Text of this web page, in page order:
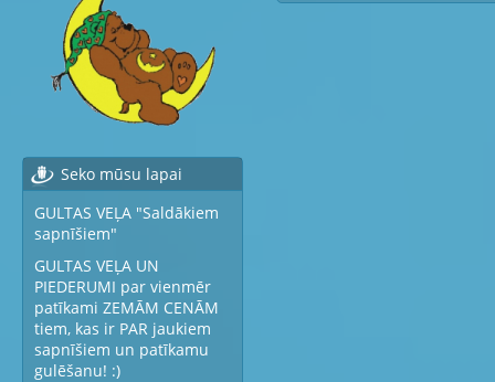
Seko mūsu lapai
GULTAS VEĻA "Saldākiem
sapnīšiem"
GULTAS VEĻA UN
PIEDERUMI par vienmēr
patīkami ZEMĀM CENĀM
tiem, kas ir PAR jaukiem
sapnīšiem un patīkamu
gulēšanu! :)